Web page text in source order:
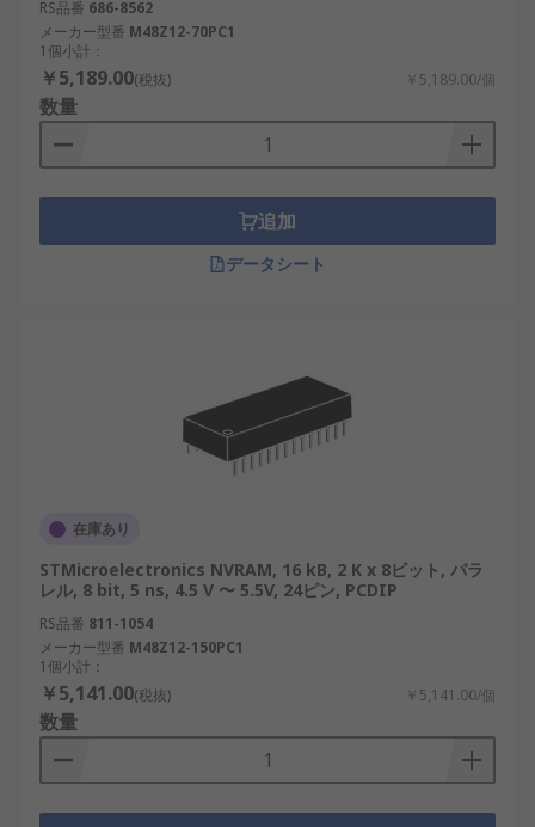
RS品番 686-8562
メーカー型番 M48Z12-70PC1
1個小計：
￥5,189.00(税抜) ￥5,189.00/個
数量
追加
データシート
在庫あり
STMicroelectronics NVRAM, 16 kB, 2 K x 8ビット, パラ
レル, 8 bit, 5 ns, 4.5 V 〜 5.5V, 24ピン, PCDIP
RS品番 811-1054
メーカー型番 M48Z12-150PC1
1個小計：
￥5,141.00(税抜) ￥5,141.00/個
数量